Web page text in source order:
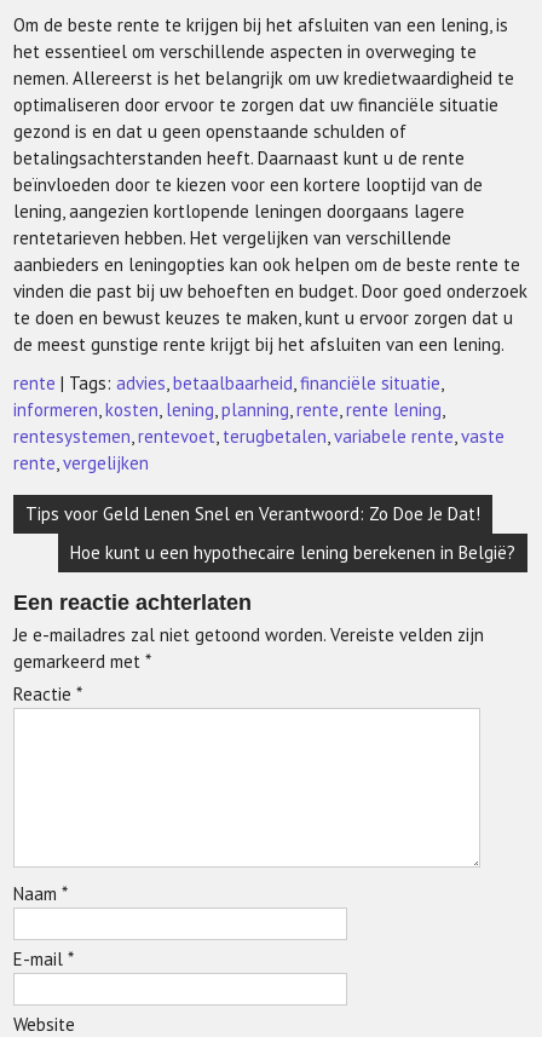
Om de beste rente te krijgen bij het afsluiten van een lening, is
het essentieel om verschillende aspecten in overweging te
nemen. Allereerst is het belangrijk om uw kredietwaardigheid te
optimaliseren door ervoor te zorgen dat uw financiële situatie
gezond is en dat u geen openstaande schulden of
betalingsachterstanden heeft. Daarnaast kunt u de rente
beïnvloeden door te kiezen voor een kortere looptijd van de
lening, aangezien kortlopende leningen doorgaans lagere
rentetarieven hebben. Het vergelijken van verschillende
aanbieders en leningopties kan ook helpen om de beste rente te
vinden die past bij uw behoeften en budget. Door goed onderzoek
te doen en bewust keuzes te maken, kunt u ervoor zorgen dat u
de meest gunstige rente krijgt bij het afsluiten van een lening.
rente | Tags:advies,betaalbaarheid,financiële situatie,
informeren,kosten, lening,planning,rente,rente lening,
rentesystemen,rentevoet, terugbetalen,variabele rente,vaste
rente,vergelijken
Berichtnavigatie
Tips voor Geld Lenen Snel en Verantwoord: Zo Doe Je Dat!
Hoe kunt u een hypothecaire lening berekenen in België?
Een reactie achterlaten
Je e-mailadres zal niet getoond worden. Vereiste velden zijn
gemarkeerd met*
Reactie*
Naam*
E-mail*
Website